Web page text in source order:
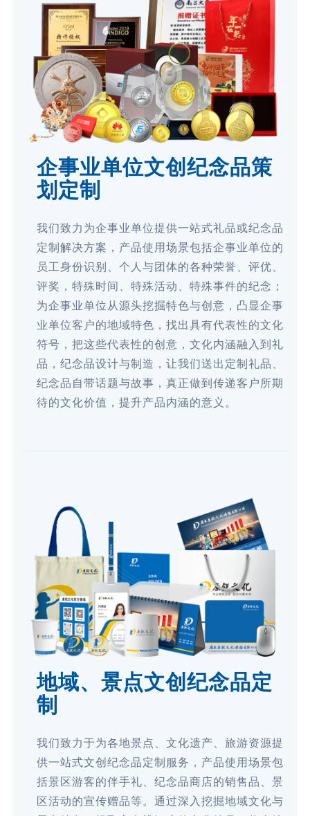
企事业单位文创纪念品策
划定制
我们致力为企事业单位提供一站式礼品或纪念品
定制解决方案，产品使用场景包括企事业单位的
员工身份识别、个人与团体的各种荣誉、评优、
评奖，特殊时间、特殊活动、特殊事件的纪念；
为企事业单位从源头挖掘特色与创意，凸显企事
业单位客户的地域特色，找出具有代表性的文化
符号，把这些代表性的创意，文化内涵融入到礼
品，纪念品设计与制造，让我们送出定制礼品、
纪念品自带话题与故事，真正做到传递客户所期
待的文化价值，提升产品内涵的意义。
地域、景点文创纪念品定
制
我们致力于为各地景点、文化遗产、旅游资源提
供一站式文创纪念品定制服务，产品使用场景包
括景区游客的伴手礼、纪念品商店的销售品、景
区活动的宣传赠品等。通过深入挖掘地域文化与